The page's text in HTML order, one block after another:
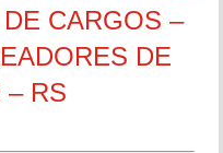
CARGOS –
DE
– RS